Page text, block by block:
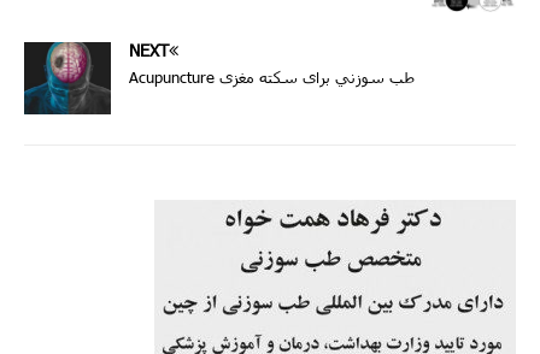
NEXT
طب سوزني برای سکته مغزى Acupuncture